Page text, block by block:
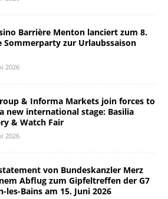
Barrière Menton lanciert zum 8.
Sommerparty zur Urlaubssaison
2026
& Informa Markets join forces to
new international stage: Basilia
& Watch Fair
2026
von Bundeskanzler Merz
Abflug zum Gipfeltreffen der G7
les-Bains am 15. Juni 2026